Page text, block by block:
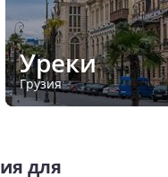
Уреки
Грузия
для